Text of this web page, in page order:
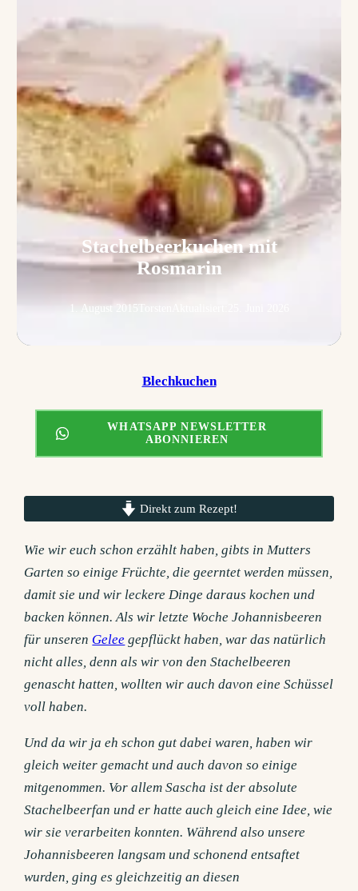
Stachelbeerkuchen mit
Rosmarin
1. August 2015 Torsten
Blechkuchen
WHATSAPP NEWSLETTER
ABONNIEREN
Direkt zum Rezept!
Wie wir euch schon erzählt haben, gibts in Mutters
Garten so einige Früchte, die geerntet werden müssen,
damit sie und wir leckere Dinge daraus kochen und
backen können. Als wir letzte Woche Johannisbeeren
für unseren Gelee gepflückt haben, war das natürlich
nicht alles, denn als wir von den Stachelbeeren
genascht hatten, wollten wir auch davon eine Schüssel
voll haben.
Und da wir ja eh schon gut dabei waren, haben wir
gleich weiter gemacht und auch davon so einige
mitgenommen. Vor allem Sascha ist der absolute
Stachelbeerfan und er hatte auch gleich eine Idee, wie
wir sie verarbeiten konnten. Während also unsere
Johannisbeeren langsam und schonend entsaftet
wurden, ging es gleichzeitig an diesen